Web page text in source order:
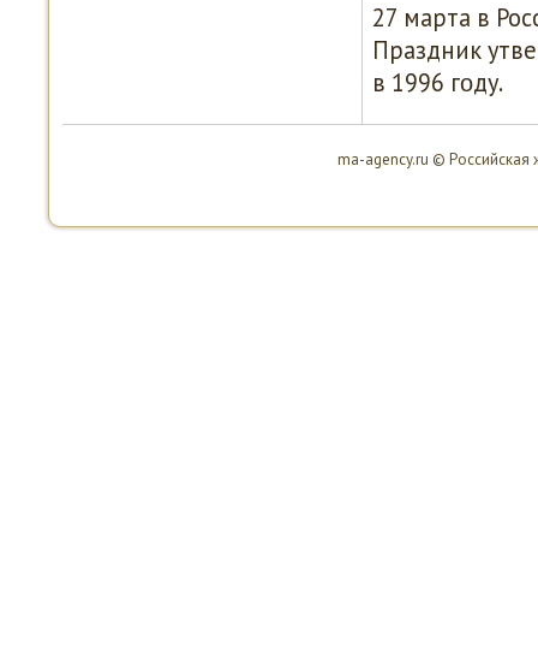
27 марта в
Праздник
в 1996 гοду.
ma-agency.ru ©